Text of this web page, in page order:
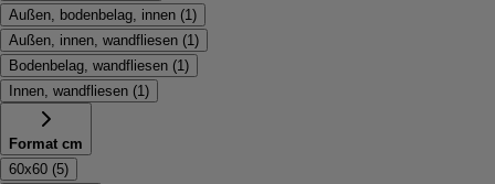
Außen, bodenbelag, innen (1 )
Außen, innen, wandfliesen (1 )
Bodenbelag, wandfliesen (1 )
Innen, wandfliesen (1 )
Format cm
60x60 (5)